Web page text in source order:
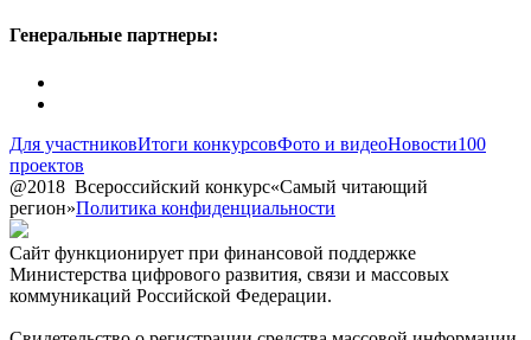
Генеральные партнеры:
Для участниковИтоги конкурсовФото и видеоНовости100
проектов
@2018 Всероссийский конкурс«Самый читающий
регион»Политика конфиденциальности
Сайт функционирует при финансовой поддержке
Министерства цифрового развития, связи и массовых
коммуникаций Российской Федерации.